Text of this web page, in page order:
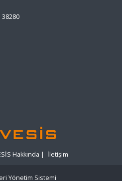
38280
Hakkında | İletişim
Yönetim Sistemi